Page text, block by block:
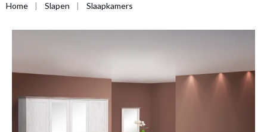
Home Slapen Slaapkamers